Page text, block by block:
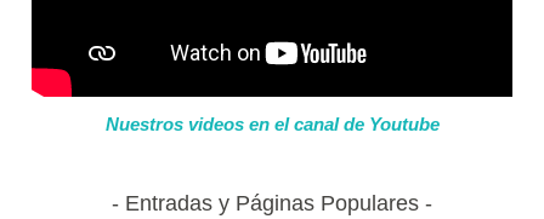
Nuestros videos en el canal de Youtube
Entradas y Páginas Populares